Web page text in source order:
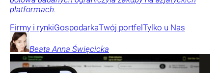
platformach.
Firmy i rynkiGospodarkaTwój portfelTylko u Nas
Beata Anna Święcicka